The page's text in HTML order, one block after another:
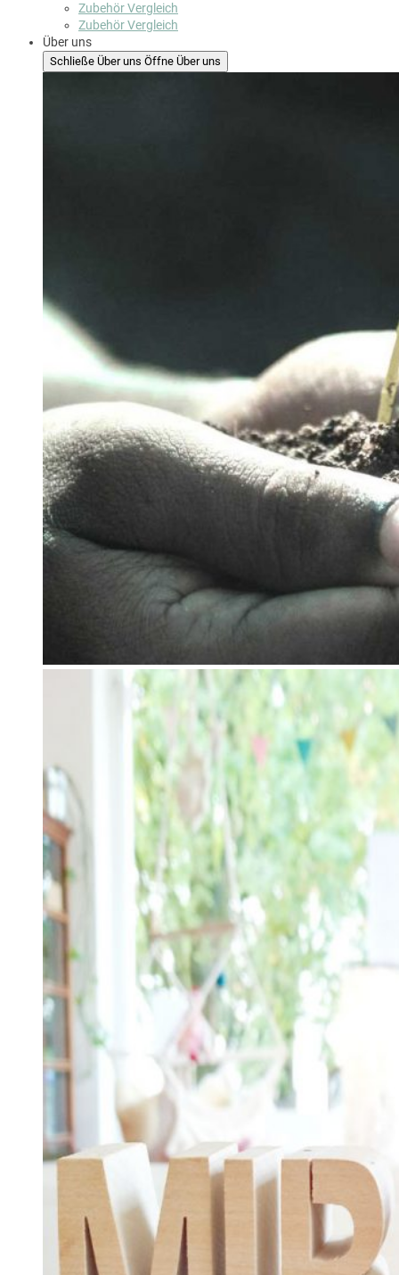
Zubehör Vergleich
Zubehör Vergleich
Über uns
Schließe Über uns Öffne Über uns